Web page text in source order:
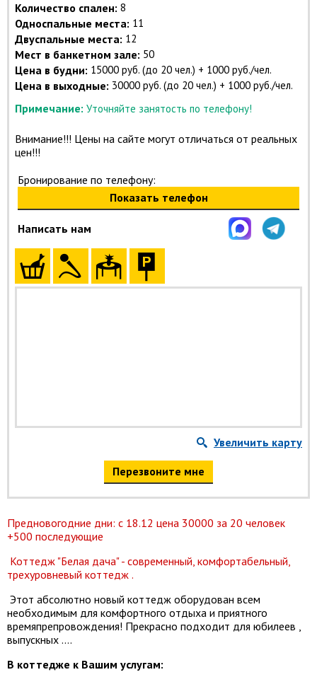
Количество спален: 8
Односпальные места: 11
Двуспальные места: 12
Мест в банкетном зале: 50
Цена в будни: 15000 руб. (до 20 чел.) + 1000 руб./чел.
Цена в выходные: 30000 руб. (до 20 чел.) + 1000 руб./чел.
Примечание: Уточняйте занятость по телефону!
Внимание!!! Цены на сайте могут отличаться от реальных
цен!!!
Бронирование по телефону:
Показать телефон
Написать нам
Увеличить карту
Перезвоните мне
Предновогодние дни: с 18.12 цена 30000 за 20 человек
+500 последующие
Коттедж "Белая дача" - современный, комфортабельный,
трехуровневый коттедж .
Этот абсолютно новый коттедж оборудован всем
необходимым для комфортного отдыха и приятного
времяпрепровождения! Прекрасно подходит для юбилеев ,
выпускных ....
В коттедже к Вашим услугам: